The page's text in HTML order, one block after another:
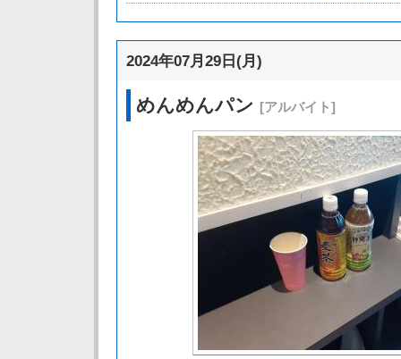
2024年07月29日(月)
めんめんパン [アルバイト]